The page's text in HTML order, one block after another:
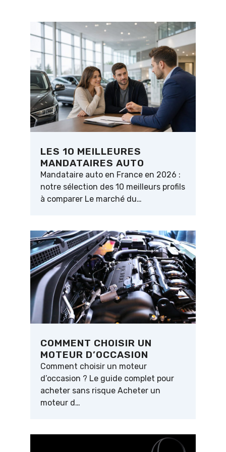
LES 10 MEILLEURES
MANDATAIRES AUTO
Mandataire auto en France en 2026 :
notre sélection des 10 meilleurs profils
à comparer Le marché du…
COMMENT CHOISIR UN
MOTEUR D’OCCASION
Comment choisir un moteur
d’occasion ? Le guide complet pour
acheter sans risque Acheter un
moteur d…